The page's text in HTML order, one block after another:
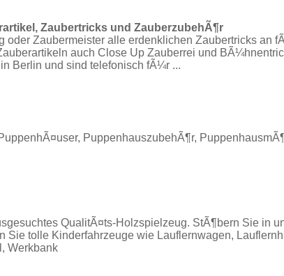
Zaubertricks und ZauberzubehÃ¶r
oder Zaubermeister alle erdenklichen Zaubertricks an
auch Close Up Zauberrei und
Berlin und sind telefonisch fÃ¼r ...
PuppenhauszubehÃ¶r,
QualitÃ¤ts-Holzspielzeug. StÃ¶bern Sie in
Sie tolle Kinderfahrzeuge wie Lauflernwagen,
Werkbank